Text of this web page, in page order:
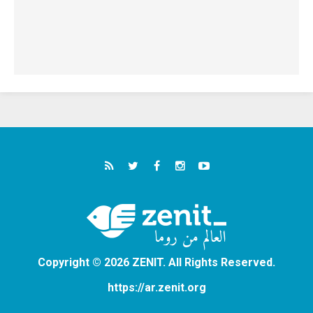
Copyright © 2026 ZENIT. All Rights Reserved.
https://ar.zenit.org